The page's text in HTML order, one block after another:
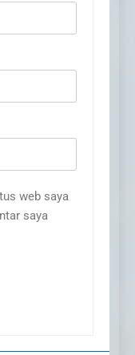
web saya
saya